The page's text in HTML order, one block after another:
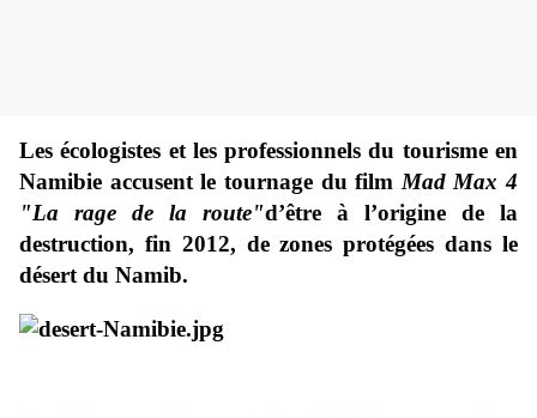
Les écologistes et les professionnels du tourisme en
Namibie accusent le tournage du film Mad Max 4
"La rage de la route"d’être à l’origine de la
destruction, fin 2012, de zones protégées dans le
désert du Namib.